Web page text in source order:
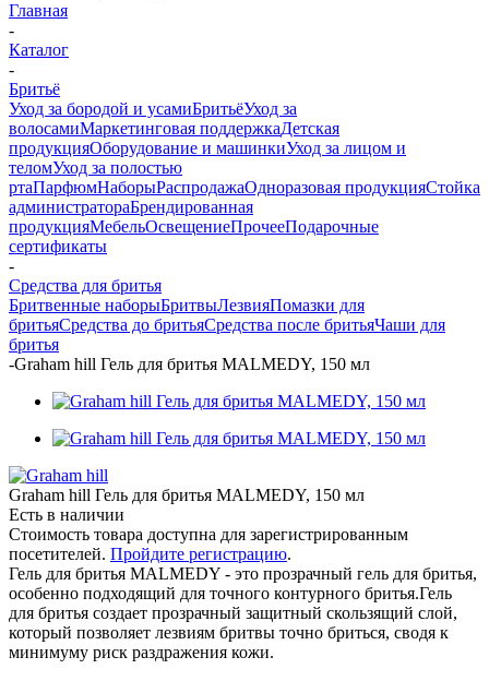
Главная
-
Каталог
-
Бритьё
Уход за бородой и усамиБритьёУход за
волосамиМаркетинговая поддержкаДетская
продукцияОборудование и машинкиУход за лицом и
теломУход за полостью
ртаПарфюмНаборыРаспродажаОдноразовая продукцияСтойка
администратораБрендированная
продукцияМебельОсвещениеПрочееПодарочные
сертификаты
-
Средства для бритья
Бритвенные наборыБритвыЛезвияПомазки для
бритьяСредства до бритьяСредства после бритьяЧаши для
бритья
-Graham hill Гель для бритья MALMEDY, 150 мл
Graham hill Гель для бритья MALMEDY, 150 мл
Есть в наличии
Стоимость товара доступна для зарегистрированным
посетителей. Пройдите регистрацию.
Гель для бритья MALMEDY - это прозрачный гель для бритья,
особенно подходящий для точного контурного бритья.Гель
для бритья создает прозрачный защитный скользящий слой,
который позволяет лезвиям бритвы точно бриться, сводя к
минимуму риск раздражения кожи.